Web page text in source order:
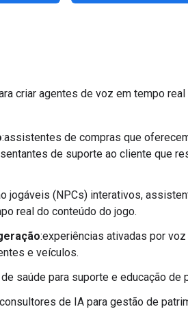
criar agentes de voz em tempo real
:assistentes de compras que
de suporte ao cliente que
jogáveis (NPCs) interativos,
real do conteúdo do jogo.
:experiências ativadas por
e veículos.
saúde para suporte e educação de
de IA para gestão de